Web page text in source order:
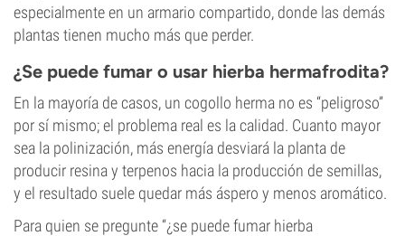
especialmente en un armario compartido, donde las demás
plantas tienen mucho más que perder.
¿Se puede fumar o usar hierba hermafrodita?
En la mayoría de casos, un cogollo herma no es “peligroso”
por sí mismo; el problema real es la calidad. Cuanto mayor
sea la polinización, más energía desviará la planta de
producir resina y terpenos hacia la producción de semillas,
y el resultado suele quedar más áspero y menos aromático.
Para quien se pregunte “¿se puede fumar hierba